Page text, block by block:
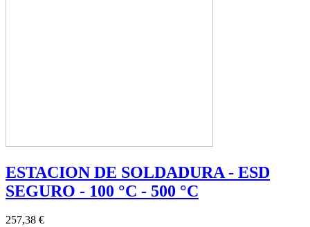
ESTACION DE SOLDADURA - ESD
SEGURO - 100 °C - 500 °C
257,38 €